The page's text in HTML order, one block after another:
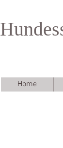
Home